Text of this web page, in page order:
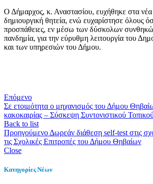
Ο Δήμαρχος, κ. Αναστασίου, ευχήθηκε στα
δημιουργική θητεία, ενώ ευχαρίστησε όλους
προσπάθειες, εν μέσω των δύσκολων
πανδημία, για την εύρυθμη λειτουργία του
και των υπηρεσιών του Δήμου.
Επόμενο
Σε ετοιμότητα ο μηχανισμός του Δήμου
κακοκαιρίας – Σύσκεψη Συντονιστικού
Back to list
Προηγούμενο Δωρεάν διάθεση self-test στις
τις Σχολικές Επιτροπές του Δήμου Θηβαίων
Close
Κατηγορίες Νέων